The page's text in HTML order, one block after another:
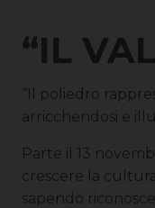
“IL
“Il poliedro
arricchendosi e
Parte il 13
crescere la
sapendo